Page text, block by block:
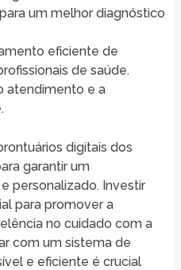
um melhor diagnóstico
eficiente de
de saúde.
atendimento e a
digitais dos
garantir um
personalizado. Investir
para promover a
no cuidado com a
com um sistema de
e eficiente é crucial